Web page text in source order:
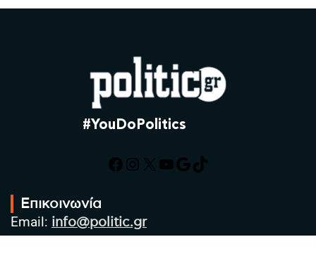
#YouDoPolitics
Facebook
Instagram
X YouTube
Google
TikTok
Επικοινωνία
Email: info@politic.gr
Τηλ: